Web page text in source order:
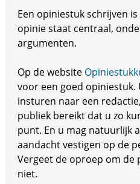
Een opiniestuk schrijven
opinie staat centraal,
argumenten.
Op de website
voor een goed opiniestuk.
insturen naar een
publiek bereikt dat u zo
punt. En u mag natuurlijk
aandacht vestigen op de
Vergeet de oproep om
niet.